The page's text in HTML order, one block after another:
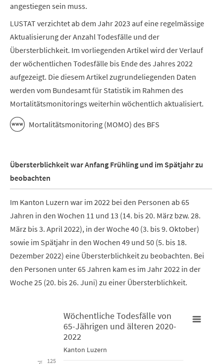
angestiegen sein muss.
LUSTAT verzichtet ab dem Jahr 2023 auf eine regelmässige
Aktualisierung der Anzahl Todesfälle und der
Übersterblichkeit. Im vorliegenden Artikel wird der Verlauf
der wöchentlichen Todesfälle bis Ende des Jahres 2022
aufgezeigt. Die diesem Artikel zugrundeliegenden Daten
werden vom Bundesamt für Statistik im Rahmen des
Mortalitätsmonitorings weiterhin wöchentlich aktualisiert.
Mortalitätsmonitoring (MOMO) des BFS
Übersterblichkeit war Anfang Frühling und im Spätjahr zu
beobachten
Im Kanton Luzern war im 2022 bei den Personen ab 65
Jahren in den Wochen 11 und 13 (14. bis 20. März bzw. 28.
März bis 3. April 2022), in der Woche 40 (3. bis 9. Oktober)
sowie im Spätjahr in den Wochen 49 und 50 (5. bis 18.
Dezember 2022) eine Übersterblichkeit zu beobachten. Bei
den Personen unter 65 Jahren kam es im Jahr 2022 in der
Woche 25 (20. bis 26. Juni) zu einer Übersterblichkeit.
Wöchentliche Todesfälle von 65-Jährigen und älteren 2020-
Line chart with 3 lines.
Wöchentliche Todesfälle von
65-Jährigen und älteren 2020-
2022
Kanton Luzern
125